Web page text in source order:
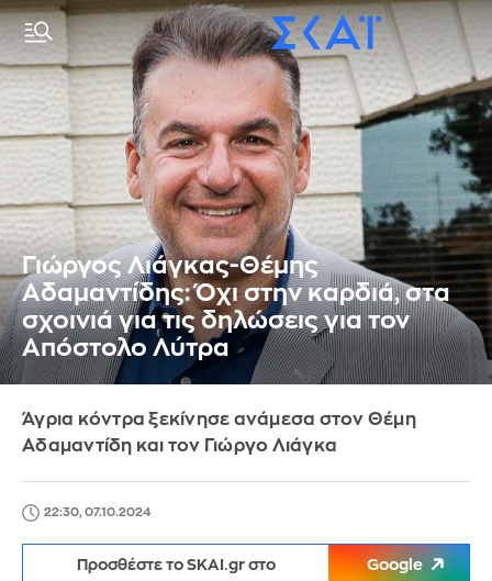
Γιώργος Λιάγκας-Θέμης
Αδαμαντίδης: Όχι στην καρδιά, στα
σχοινιά για τις δηλώσεις για τον
Απόστολο Λύτρα
Άγρια κόντρα ξεκίνησε ανάμεσα στον Θέμη
Αδαμαντίδη και τον Γιώργο Λιάγκα
22:30, 07.10.2024
Προσθέστε το SKAI.gr στο Google